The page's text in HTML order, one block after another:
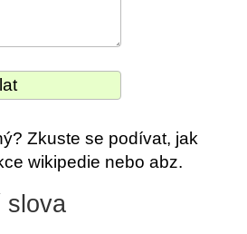
Zkuste se podívat, jak
wikipedie nebo abz.
slova